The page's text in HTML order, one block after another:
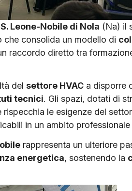
Leone-Nobile di Nola (Na) il
consolida un modello di
raccordo diretto tra
del settore HVAC a disporre
tecnici. Gli spazi, dotati di
le esigenze del
in un ambito
rappresenta un ulteriore
energetica, sostenendo la